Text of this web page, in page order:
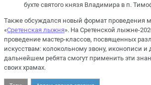
бухте святого князя Владимира в п.
Также обсуждался новый формат проведения
«Сретенская лыжня». На Сретенской лыжне-
проведение мастер-классов, посвященных
искусствам: колокольному звону, иконописи и
дальнейшем ребята смогут применить эти
своих храмах.